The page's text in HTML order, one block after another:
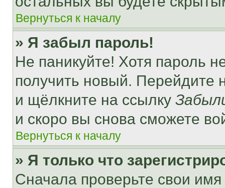
Вернуться к началу
» Я забыл пароль!
Не паникуйте! Хотя пароль
получить новый. Перейдите
и щёлкните на ссылку
и скоро вы снова сможете
Вернуться к началу
» Я только что
Сначала проверьте свои